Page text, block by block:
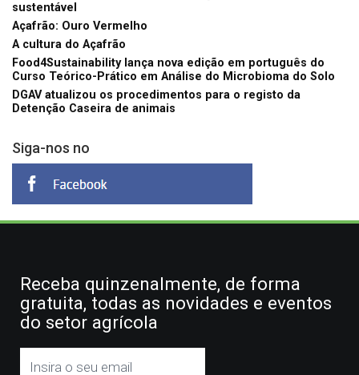
sustentável
Açafrão: Ouro Vermelho
A cultura do Açafrão
Food4Sustainability lança nova edição em português do
Curso Teórico-Prático em Análise do Microbioma do Solo
DGAV atualizou os procedimentos para o registo da
Detenção Caseira de animais
Siga-nos no
Receba quinzenalmente, de forma
gratuita, todas as novidades e eventos
do setor agrícola